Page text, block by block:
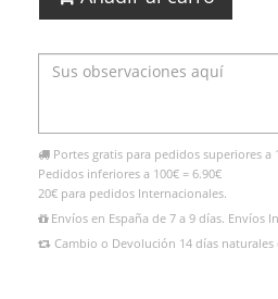
Portes gratis para pedidos superiores a
Pedidos inferiores a 100€ = 6.90€
20€ para pedidos Internacionales.
Envíos en España de 7 a 9 días. Envíos
Cambio o Devolución 14 días naturales